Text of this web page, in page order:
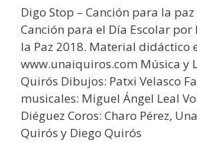
Digo Stop – Canción para la
Canción para el Día Escolar por
la Paz 2018. Material didáctico
www.unaiquiros.com Música y
Quirós Dibujos: Patxi Velasco
musicales: Miguel Ángel Leal
Diéguez Coros: Charo Pérez,
Quirós y Diego Quirós